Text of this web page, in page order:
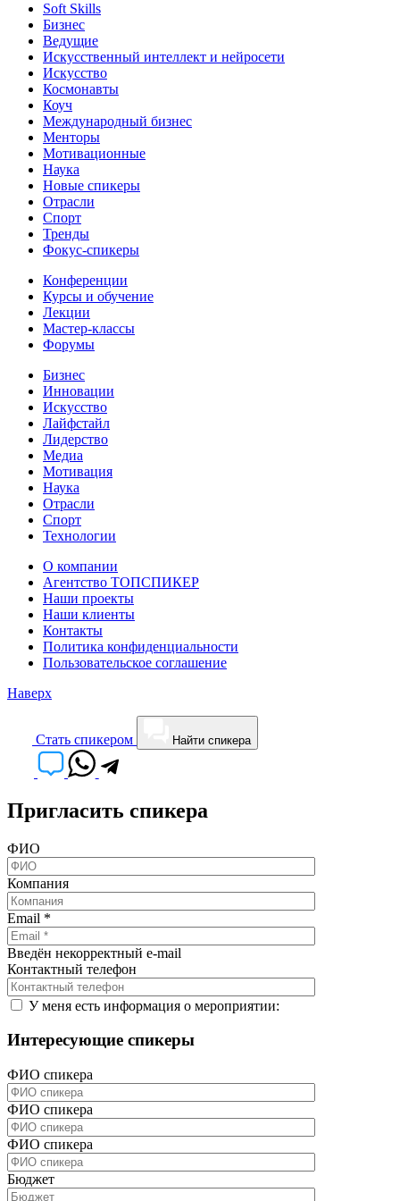
Soft Skills
Бизнес
Ведущие
Искусственный интеллект и нейросети
Искусство
Космонавты
Коуч
Международный бизнес
Менторы
Мотивационные
Наука
Новые спикеры
Отрасли
Спорт
Тренды
Фокус-спикеры
Конференции
Курсы и обучение
Лекции
Мастер-классы
Форумы
Бизнес
Инновации
Искусство
Лайфстайл
Лидерство
Медиа
Мотивация
Наука
Отрасли
Спорт
Технологии
О компании
Агентство ТОПСПИКЕР
Наши проекты
Наши клиенты
Контакты
Политика конфиденциальности
Пользовательское соглашение
Наверх
Cтать спикером Найти спикера
Пригласить спикера
ФИО
Компания
Email *
Введён некорректный e-mail
Контактный телефон
У меня есть информация о мероприятии:
Интересующие спикеры
ФИО спикера
ФИО спикера
ФИО спикера
Бюджет